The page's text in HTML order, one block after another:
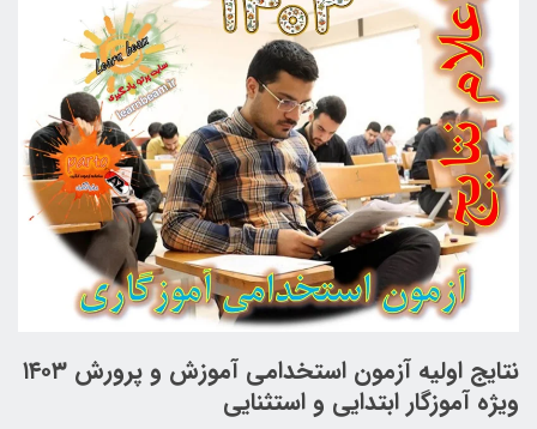
نتایج اولیه آزمون استخدامی آموزش و پرورش ۱۴۰۳
ویژه آموزگار ابتدایی و استثنایی